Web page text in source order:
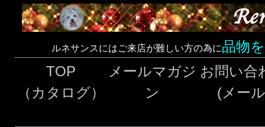
ルネサンスにはご来店が難しい方の為に品物
TOP
（カタログ）
メールマガジ
ン
お問い合
(メー